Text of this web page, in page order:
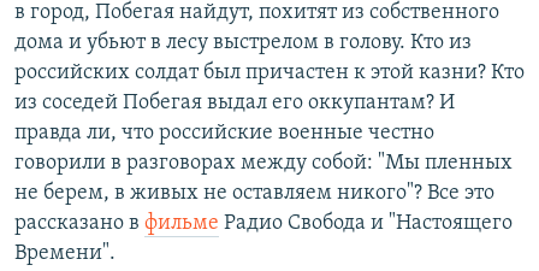
в город, Побегая найдут, похитят из собственного
дома и убьют в лесу выстрелом в голову. Кто из
российских солдат был причастен к этой казни? Кто
из соседей Побегая выдал его оккупантам? И
правда ли, что российские военные честно
говорили в разговорах между собой: "Мы пленных
не берем, в живых не оставляем никого"? Все это
рассказано в фильме Радио Свобода и "Настоящего
Времени".